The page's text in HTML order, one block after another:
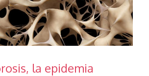
la epidemia